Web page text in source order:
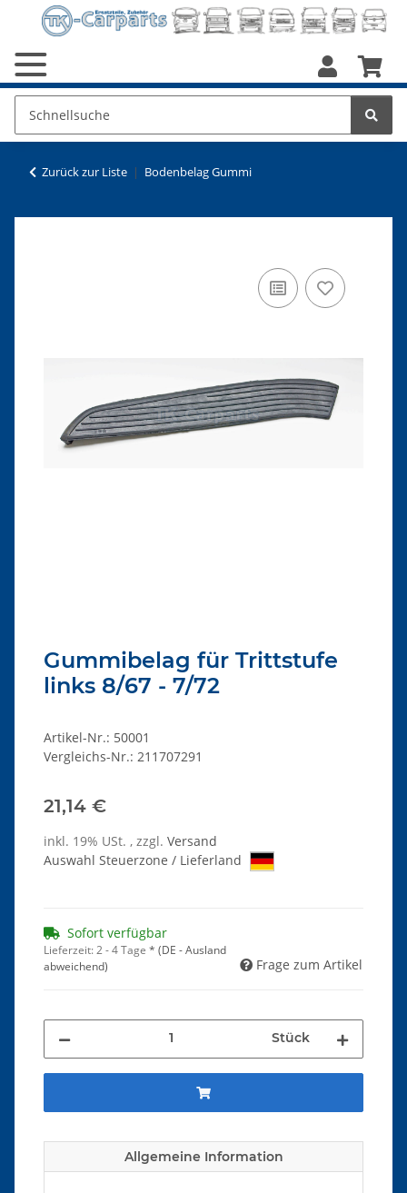
Zurück zur Liste Bodenbelag Gummi
Gummibelag für Trittstufe
links 8/67 - 7/72
Artikel-Nr.: 50001
Vergleichs-Nr.: 211707291
21,14 €
inkl. 19% USt. , zzgl. Versand
Auswahl Steuerzone / Lieferland
Sofort verfügbar
Lieferzeit:2 - 4 Tage * (DE - Ausland
abweichend)
Frage zum Artikel
Stück
Allgemeine Information